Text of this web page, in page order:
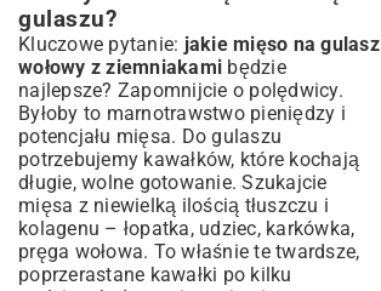
gulaszu?
Kluczowe pytanie: jakie mięso na gulasz
wołowy z ziemniakami będzie
najlepsze? Zapomnijcie o polędwicy.
Byłoby to marnotrawstwo pieniędzy i
potencjału mięsa. Do gulaszu
potrzebujemy kawałków, które kochają
długie, wolne gotowanie. Szukajcie
mięsa z niewielką ilością tłuszczu i
kolagenu – łopatka, udziec, karkówka,
pręga wołowa. To właśnie te twardsze,
poprzerastane kawałki po kilku